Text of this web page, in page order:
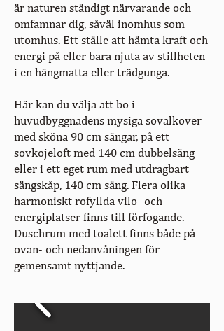
är naturen ständigt närvarande och
omfamnar dig, såväl inomhus som
utomhus. Ett ställe att hämta kraft och
energi på eller bara njuta av stillheten
i en hängmatta eller trädgunga.
Här kan du välja att bo i
huvudbyggnadens mysiga sovalkover
med sköna 90 cm sängar, på ett
sovkojeloft med 140 cm dubbelsäng
eller i ett eget rum med utdragbart
sängskåp, 140 cm säng. Flera olika
harmoniskt rofyllda vilo- och
energiplatser finns till förfogande.
Duschrum med toalett finns både på
ovan- och nedanvåningen för
gemensamt nyttjande.